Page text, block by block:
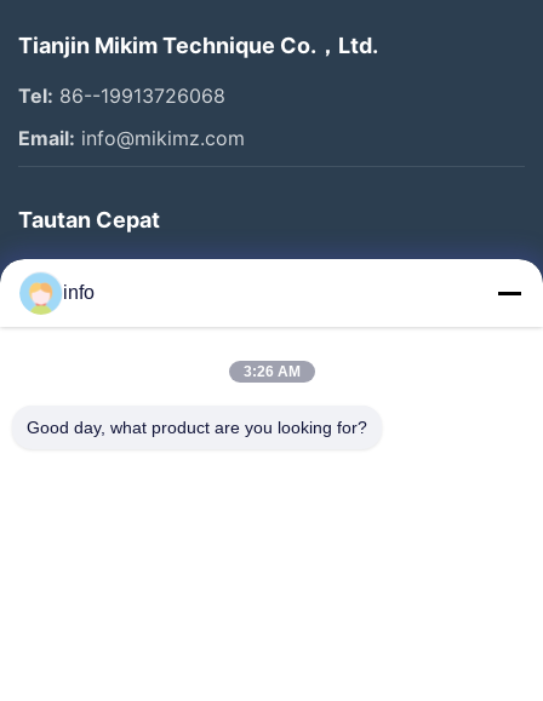
Tianjin Mikim Technique Co.，Ltd.
Tel: 86--19913726068
Email: info@mikimz.com
Tautan Cepat
Rumah
Produk
Tur Pabrik
info
3:26 AM
Good day, what product are you looking for?